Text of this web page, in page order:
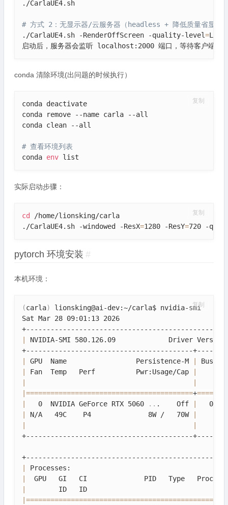
./CarlaUE4.sh
# 方式 2：无显示器/云服务器（headless + 降低质量省显存
./CarlaUE4.sh -RenderOffScreen -quality-level=Low
启动后，服务器会监听 localhost:2000 端口，等待客户端连
conda 清除环境(出问题的时候执行）
conda deactivate
conda remove --name carla --all
conda clean --all
# 查看环境列表
conda env list
复制
实际启动步骤：
cd
/home/lionsking/carla
./CarlaUE4.sh -windowed -ResX=1280 -ResY=720 -
复制
pytorch 环境安装 #
本机环境：
(carla)
lionsking@ai-dev:~/carla$ nvidia-smi
Sat Mar 28 09:01:13 2026
NVIDIA-SMI 580.126.09             Driver
GPU  Name                 Persistence-M
Bus-
Fan  Temp   Perf          Pwr:Usage/Cap
=========================================+====
   0  NVIDIA GeForce RTX 5060
.. .    Off
N/A   49C    P4              8W /   70W
+-----------------------------------------
GPU   GI   CI              PID   Type
ID   ID
==============================================
复制